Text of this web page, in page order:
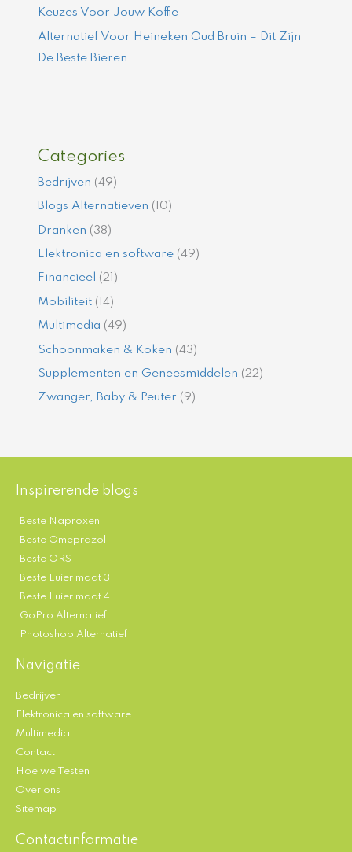
Keuzes Voor Jouw Koffie
Alternatief Voor Heineken Oud Bruin – Dit Zijn
De Beste Bieren
Categories
Bedrijven (49)
Blogs Alternatieven (10)
Dranken (38)
Elektronica en software (49)
Financieel (21)
Mobiliteit (14)
Multimedia (49)
Schoonmaken & Koken (43)
Supplementen en Geneesmiddelen (22)
Zwanger, Baby & Peuter (9)
Inspirerende blogs
Beste Naproxen
Beste Omeprazol
Beste ORS
Beste Luier maat 3
Beste Luier maat 4
GoPro Alternatief
Photoshop Alternatief
Navigatie
Bedrijven
Elektronica en software
Multimedia
Contact
Hoe we Testen
Over ons
Sitemap
Contactinformatie